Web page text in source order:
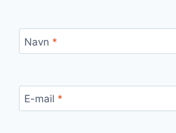
Navn *
E-mail *